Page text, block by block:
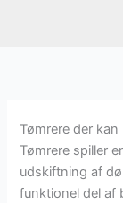
Tømrere der
Tømrere spiller
udskiftning af
funktionel del af